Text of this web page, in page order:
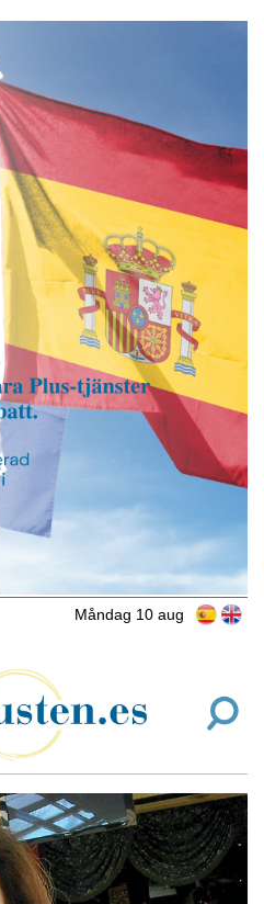
Måndag 10 aug